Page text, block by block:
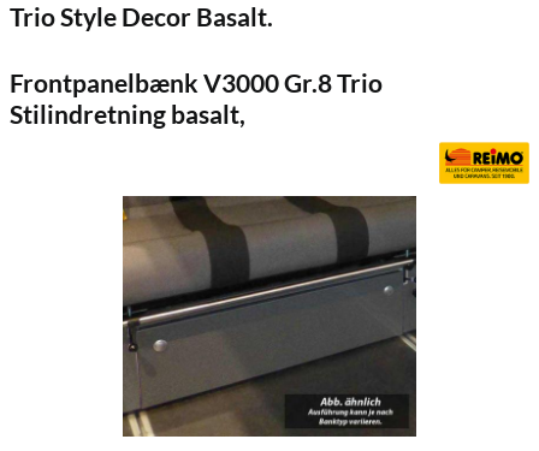
Trio Style Decor Basalt.
Frontpanelbænk V3000 Gr.8 Trio
Stilindretning basalt,